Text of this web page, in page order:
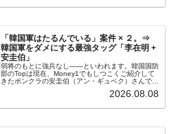
「韓国軍はたるんでいる」案件 × ２。⇒
韓国軍をダメにする最強タッグ「李在明 +
安圭伯」
弱将のもとに強兵なし――といわれます。韓国国防
部のTopは現在、Money1でもしつこくご紹介して
きたボンクラの安圭伯（アン・ギュベク）さんで
す。↑経済的無知蒙昧な李在明（イ・ジェミョン）
さんと「韓国初の文官上がり」の国防部長官安圭伯
2026.08.08